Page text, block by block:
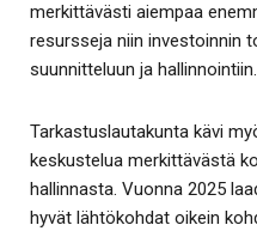
merkittävästi aiempaa
resursseja niin investoinnin
suunnitteluun ja hallinnointiin.
Tarkastuslautakunta kävi
keskustelua merkittävästä
hallinnasta. Vuonna 2025
hyvät lähtökohdat oikein